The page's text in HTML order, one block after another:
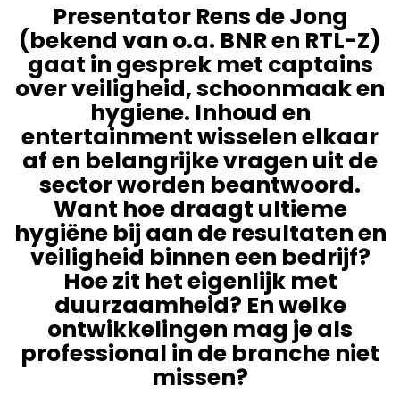
Presentator Rens de Jong
(bekend van o.a. BNR en RTL-Z)
gaat in gesprek met captains
over veiligheid, schoonmaak en
hygiene. Inhoud en
entertainment wisselen elkaar
af en belangrijke vragen uit de
sector worden beantwoord.
Want hoe draagt ultieme
hygiëne bij aan de resultaten en
veiligheid binnen een bedrijf?
Hoe zit het eigenlijk met
duurzaamheid? En welke
ontwikkelingen mag je als
professional in de branche niet
missen?